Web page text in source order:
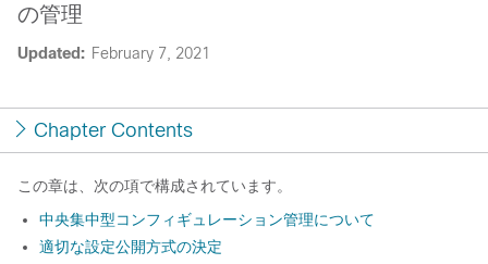
Updated: February 7, 2021
の管理
Chapter Contents
この章は、次の項で構成されています。
中央集中型コンフィギュレーション管理について
適切な設定公開方式の決定